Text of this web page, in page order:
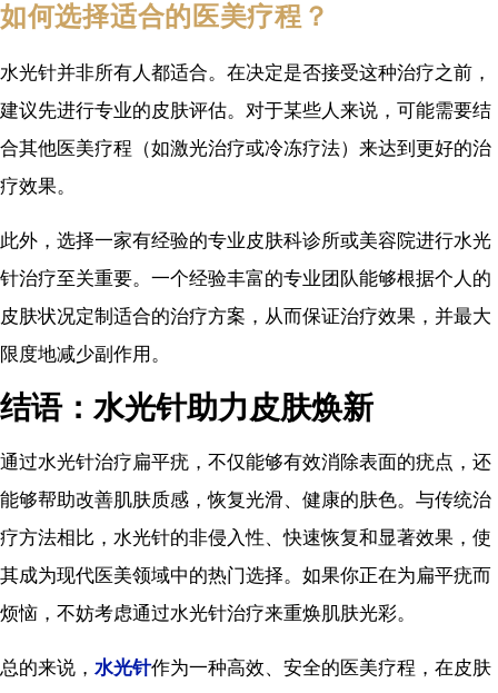
如何选择适合的医美疗程？
水光针并非所有人都适合。在决定是否接受这种治疗之前，
建议先进行专业的皮肤评估。对于某些人来说，可能需要结
合其他医美疗程（如激光治疗或冷冻疗法）来达到更好的治
疗效果。
此外，选择一家有经验的专业皮肤科诊所或美容院进行水光
针治疗至关重要。一个经验丰富的专业团队能够根据个人的
皮肤状况定制适合的治疗方案，从而保证治疗效果，并最大
限度地减少副作用。
结语：水光针助力皮肤焕新
通过水光针治疗扁平疣，不仅能够有效消除表面的疣点，还
能够帮助改善肌肤质感，恢复光滑、健康的肤色。与传统治
疗方法相比，水光针的非侵入性、快速恢复和显著效果，使
其成为现代医美领域中的热门选择。如果你正在为扁平疣而
烦恼，不妨考虑通过水光针治疗来重焕肌肤光彩。
总的来说， 水光针作为一种高效、安全的医美疗程，在皮肤